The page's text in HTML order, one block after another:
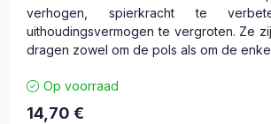
verhogen, spierkracht te
uithoudingsvermogen te vergroten. Ze
dragen zowel om de pols als om de
Op voorraad
14,70 €